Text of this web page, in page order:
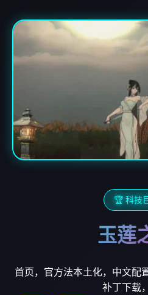
🏆 科技
玉莲
首页，官方法本土化，中文配
补丁下载